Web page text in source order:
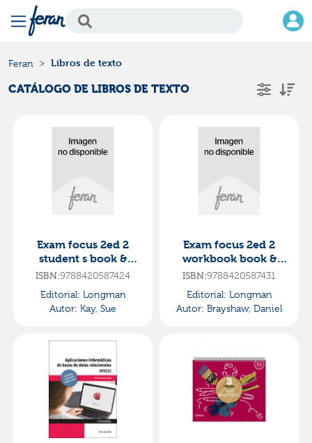
Feran Libros de texto
CATÁLOGO DE LIBROS DE TEXTO
Exam focus 2ed 2
student s book &
ebook with online
2ºcurso·focus
ISBN:9788420587424
Editorial: Longman
Autor: Kay, Sue
Exam focus 2ed 2
workbook book &
ebook with online
2ºcurso·focus
ISBN:9788420587431
Editorial: Longman
Autor: Brayshaw, Daniel